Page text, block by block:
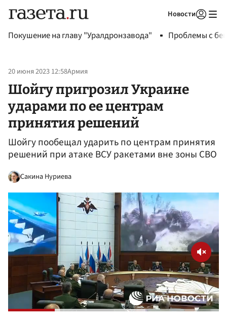
Новости
Покушение на главу "Уралдронзавода" Проблемы с
20 июня 2023 12:58Армия
Шойгу пригрозил Украине
ударами по ее центрам
принятия решений
Шойгу пообещал ударить по центрам принятия
решений при атаке ВСУ ракетами вне зоны СВО
Сакина Нуриева